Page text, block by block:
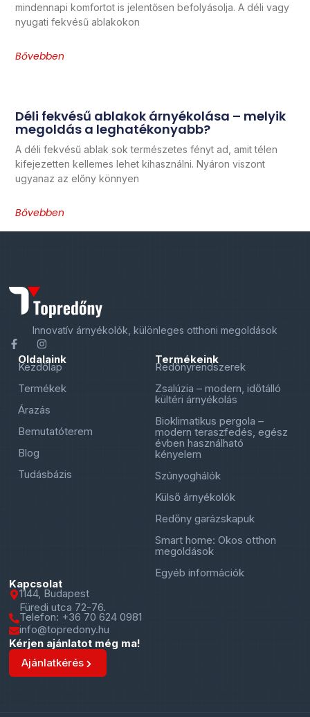
mindennapi komfortot is jelentősen befolyásolja. A déli vagy
nyugati fekvésű ablakokon
Bővebben
Déli fekvésű ablakok árnyékolása – melyik
megoldás a leghatékonyabb?
A déli fekvésű ablak sok természetes fényt ad, amit télen
kifejezetten kellemes lehet kihasználni. Nyáron viszont
ugyanaz az előny könnyen
Bővebben
Innovatív árnyékolók, különleges otthoni megoldások
Oldalaink
Kezdőlap
Termékek
Árazás
Bemutatóterem
Blog
Tudásbázis
Termékeink
Redőnyrendszerek
Zsalúzia – modern, időtálló
kültéri árnyékolás
Bioklimatikus pergola –
modern teraszfedés, egész
évben használható
kényelem
Szúnyoghálók
Külső árnyékolók
Redőny garázskapuk
Smart home: Okos otthon
megoldások
Egyéb információk
Kapcsolat
1144, Budapest
Füredi utca 72-76.
Telefon: +36 70 624 0981
info@topredony.hu
Kérjen ajánlatot még ma!
Ajánlatkérés